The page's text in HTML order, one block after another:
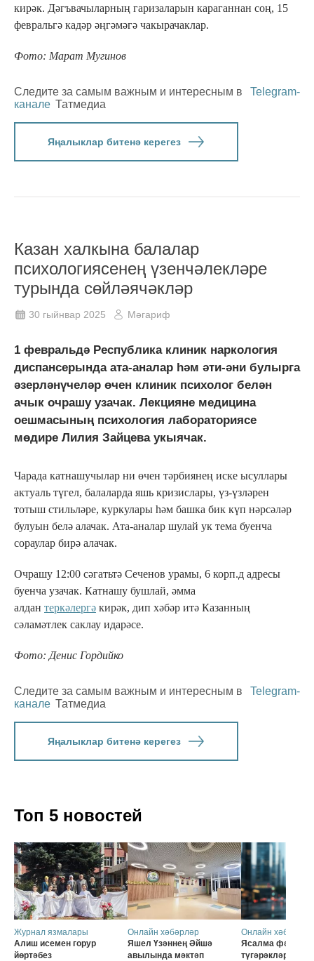
кирәк. Дәгъвачыларның гаризаларын караганнан соң, 15
февральгә кадәр әңгәмәгә чакырачаклар.
Фото: Марат Мугинов
Следите за самым важным и интересным в
Telegram-
канале Татмедиа
Яңалыклар битенә керегез
Казан халкына балалар
психологиясенең үзенчәлекләре
турында сөйләячәкләр
30 гыйнвар 2025 Мәгариф
1 февральдә Республика клиник наркология
диспансерында ата-аналар һәм әти-әни булырга
әзерләнүчеләр өчен клиник психолог белән
ачык очрашу узачак. Лекцияне медицина
оешмасының психология лабораториясе
мөдире Лилия Зайцева укыячак.
Чарада катнашучылар ни өчен тәрбиянең иске ысуллары
актуаль түгел, балаларда яшь кризислары, үз-үзләрен
тотыш стильләре, куркулары һәм башка бик күп нәрсәләр
булуын белә алачак. Ата-аналар шулай ук тема буенча
сораулар бирә алачак.
Очрашу 12:00 сәгатьтә Сеченов урамы, 6 корп.д адресы
буенча узачак. Катнашу бушлай, әмма
алдан теркәлергә кирәк, дип хәбәр итә Казанның
сәламәтлек саклау идарәсе.
Фото: Денис Гордийко
Следите за самым важным и интересным в
Telegram-
канале Татмедиа
Яңалыклар битенә керегез
Топ 5 новостей
Журнал язмалары
Алиш исемен горур
йөртәбез
Онлайн хәбәрләр
Яшел Үзәннең Әйшә
авылында мәктәп
Онлайн хәбәрләр
Ясалма фәһем
түгәрәкләр